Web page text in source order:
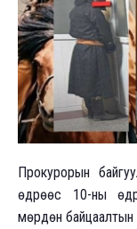
Прокурорын
өдрөөс 10-ны
мөрдөн байцаалтын